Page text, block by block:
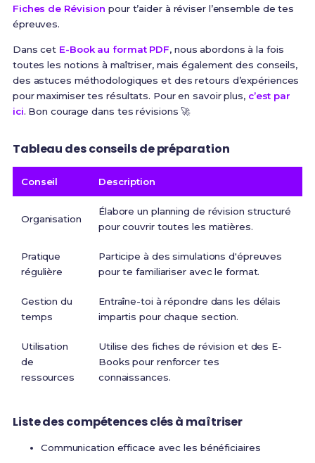
Fiches de Révision pour t’aider à réviser l’ensemble de tes
épreuves.
Dans cet E-Book au format PDF, nous abordons à la fois
toutes les notions à maîtriser, mais également des conseils,
des astuces méthodologiques et des retours d’expériences
pour maximiser tes résultats. Pour en savoir plus, c’est par
ici. Bon courage dans tes révisions 🚀
Tableau des conseils de préparation
Conseil Description
Organisation
Élabore un planning de révision structuré
pour couvrir toutes les matières.
Pratique
régulière
Participe à des simulations d'épreuves
pour te familiariser avec le format.
Gestion du
temps
Entraîne-toi à répondre dans les délais
impartis pour chaque section.
Utilisation
de
ressources
Utilise des fiches de révision et des E-
Books pour renforcer tes
connaissances.
Liste des compétences clés à maîtriser
Communication efficace avec les bénéficiaires